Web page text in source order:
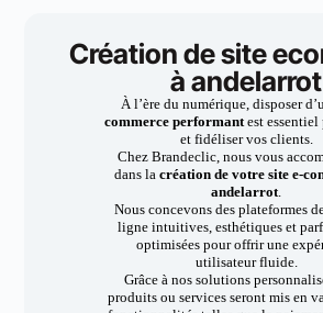
Création de site
à andelarrot
À l’ère du numérique, disposer
commerce performantest
et fidéliser vos clients.
Chez Brandeclic, nous vous
dans la création de votre site e-
andelarrot.
Nous concevons des plateformes
ligne intuitives, esthétiques et
optimisées pour offrir une
utilisateur fluide.
Grâce à nos solutions
produits ou services seront mis en